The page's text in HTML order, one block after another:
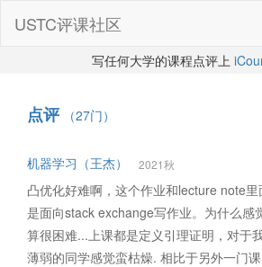
USTC评课社区
写任何大学的课程点评上
点评（27门）
机器学习（王杰） 2021秋
凸优化好难啊，这个作业和lecture note
是面向stack exchange写作业。为什么感
算很困难...上课都是定义引理证明，对于
薄弱的同学感觉蛮枯燥. 相比于另外一门